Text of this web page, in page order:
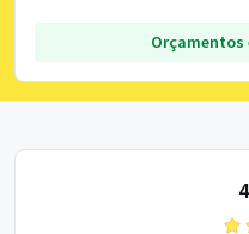
Orçamentos